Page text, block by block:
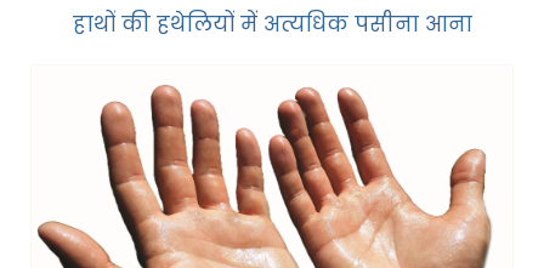
हाथों की हथेलियों में अत्यधिक पसीना आना